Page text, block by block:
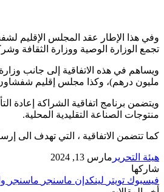
وفي هذا الإطار عقد المجلس الإقليم
تجمع الوزارة الوصية ووزارة الثقافة
مليون درهم)، وكذا مجلس إقليم شفشاون (
ويتضمن برنامج اتفاقية الشراكة إعادة
منتوجات الصناعة التقليدية المحلية.
كما تتضمن الاتفاقية ، التي تهدف الى
هيئة التحرير مارس 13, 2024
شاركها
فيسبوك تويتر لينكدإن ماسنجر ماسنجر